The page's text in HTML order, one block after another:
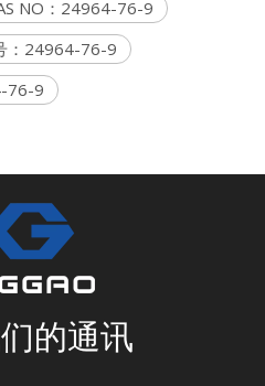
NO：24964-76-9
：24964-76-9
76-9
的通讯